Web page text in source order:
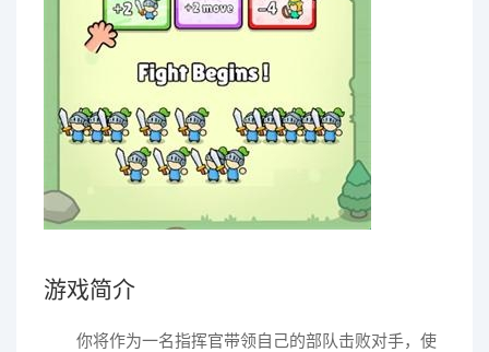
游戏简介
你将作为一名指挥官带领自己的部队击败对手，使